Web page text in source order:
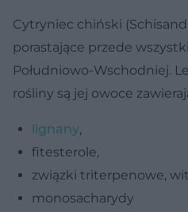
Cytryniec chiński
porastające przede
Południowo-Wschodniej.
rośliny są jej owoce
lignany,
fitesterole,
związki triterpenowe,
monosacharydy